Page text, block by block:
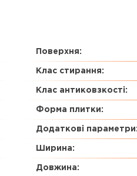
Поверхня:
Клас стирання:
Клас антиковзкості:
Форма плитки:
Додаткові параметри:
Ширина:
Довжина: